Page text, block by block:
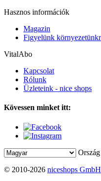
Hasznos információk
Magazin
Figyelünk
VitalAbo
Kapcsolat
Rólunk
Üzleteink - nice shops
Kövessen minket itt:
© 2010-2026 niceshops GmbH